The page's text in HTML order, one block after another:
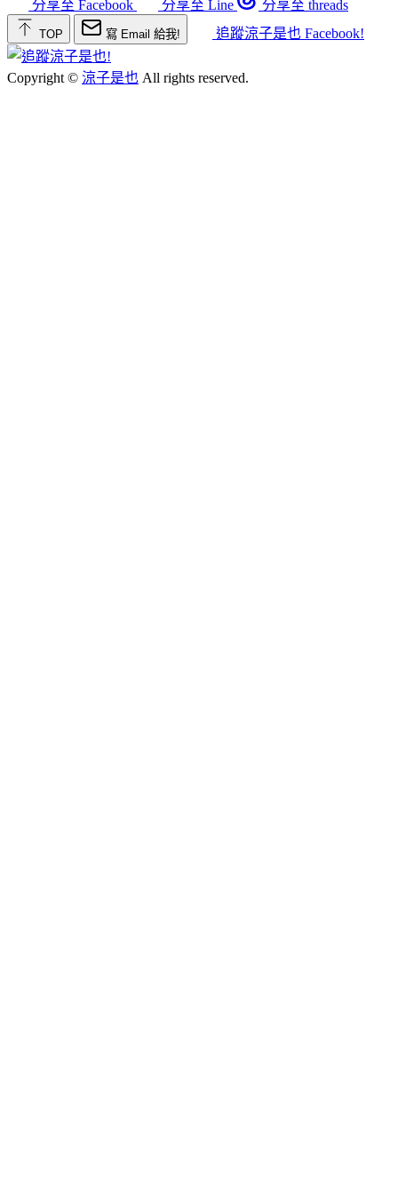
分享至 Facebook 分享至 Line 分享至 threads
TOP 寫 Email 給我! 追蹤涼子是也 Facebook!
Copyright © 涼子是也 All rights reserved.